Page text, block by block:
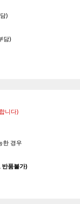
)
담)
니다)
한 경우
반품불가)